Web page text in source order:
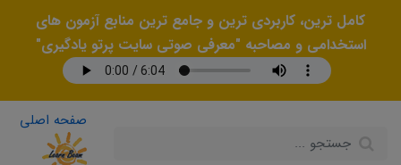
کامل ترین، کاربردی ترین و جامع ترین منابع آزمون های
استخدامی و مصاحبه "معرفی صوتی سایت پرتو یادگیری"
صفحه اصلی